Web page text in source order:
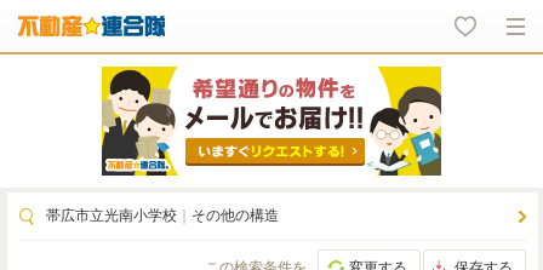
帯広市立光南小学校 その他の構造